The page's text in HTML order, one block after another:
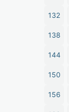
132
138
144
150
156